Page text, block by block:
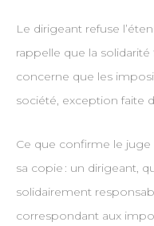
Le dirigeant refuse
rappelle que la
concerne que les
société, exception faite
Ce que confirme le juge
sa copie : un dirigeant,
solidairement
correspondant aux